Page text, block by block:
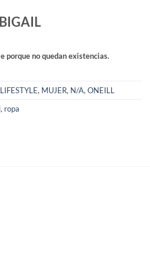
porque no quedan existencias.
LIFESTYLE, MUJER, N/A, ONEILL
, ropa